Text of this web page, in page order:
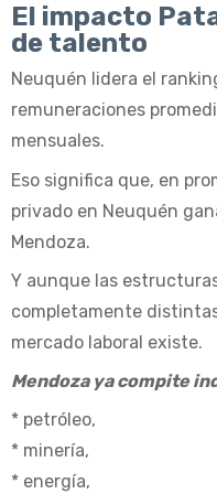
El impacto
de talento
Neuquén lidera el
remuneraciones
mensuales.
Eso significa que, en
privado en Neuquén
Mendoza.
Y aunque las
completamente
mercado laboral existe.
Mendoza ya compite
* petróleo,
* minería,
* energía,